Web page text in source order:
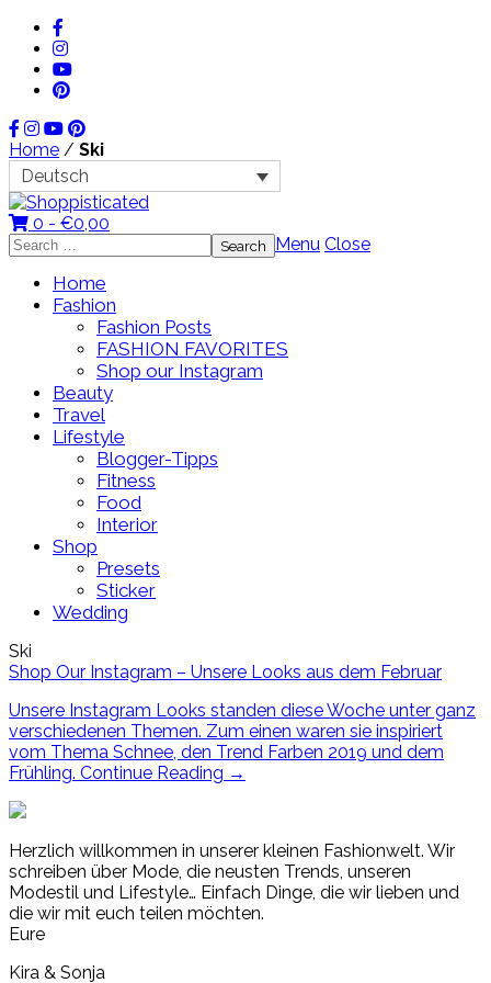
Home / Ski
Deutsch
0 - €0,00
Search
for:
Menu Close
Home
Fashion
Fashion Posts
FASHION FAVORITES
Shop our Instagram
Beauty
Travel
Lifestyle
Blogger-Tipps
Fitness
Food
Interior
Shop
Presets
Sticker
Wedding
Ski
Shop Our Instagram – Unsere Looks aus dem Februar
Unsere Instagram Looks standen diese Woche unter ganz
verschiedenen Themen. Zum einen waren sie inspiriert
vom Thema Schnee, den Trend Farben 2019 und dem
Frühling. Continue Reading →
Herzlich willkommen in unserer kleinen Fashionwelt. Wir
schreiben über Mode, die neusten Trends, unseren
Modestil und Lifestyle… Einfach Dinge, die wir lieben und
die wir mit euch teilen möchten.
Eure
Kira & Sonja